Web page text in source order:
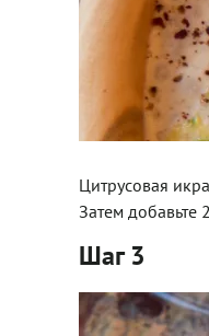
Цитрусовая
Затем добавьте
Шаг 3